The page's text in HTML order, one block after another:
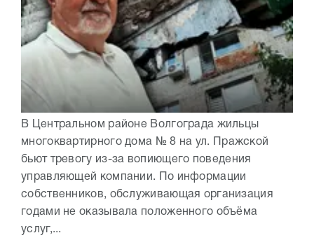
В Центральном районе Волгограда жильцы
многоквартирного дома № 8 на ул. Пражской
бьют тревогу из-за вопиющего поведения
управляющей компании. По информации
собственников, обслуживающая организация
годами не оказывала положенного объёма
услуг,...